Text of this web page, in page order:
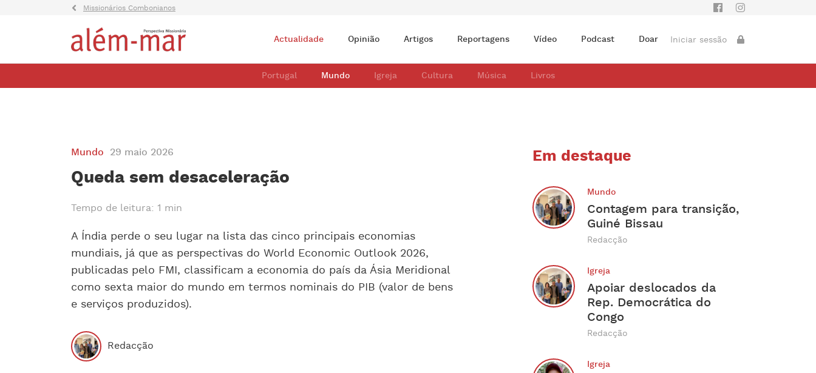
Missionários Combonianos
Actualidade Opinião Artigos Reportagens Vídeo Podcast Doar Iniciar sessão
Portugal Mundo Igreja Cultura Música Livros
Mundo 29 maio 2026
Queda sem desaceleração
Tempo de leitura: 1 min
A Índia perde o seu lugar na lista das cinco principais economias
mundiais, já que as perspectivas do World Economic Outlook 2026,
publicadas pelo FMI, classificam a economia do país da Ásia Meridional
como sexta maior do mundo em termos nominais do PIB (valor de bens
e serviços produzidos).
Redacção
Em destaque
Mundo
Contagem para transição,
Guiné Bissau
Redacção
Igreja
Apoiar deslocados da
Rep. Democrática do
Congo
Redacção
Igreja